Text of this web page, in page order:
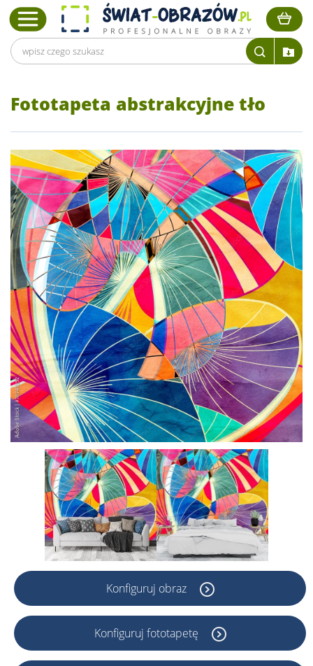
Fototapeta abstrakcyjne tło
Konfiguruj obraz
Konfiguruj fototapetę